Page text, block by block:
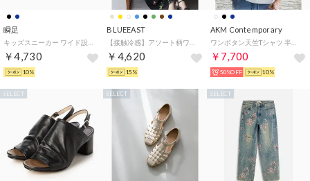
瞬足
￥4,730
10%
BLUEEAST
￥4,620
15%
AKM Contemporary
ワンボタン天竺Tシャツ 半袖Tシャツ （オフホワイト）
￥7,700
50%OFF 10%
SELECT SELECT SELECT